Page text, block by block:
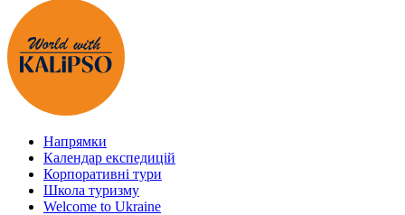
Напрямки
Календар експедицій
Корпоративні тури
Школа туризму
Welcome to Ukraine